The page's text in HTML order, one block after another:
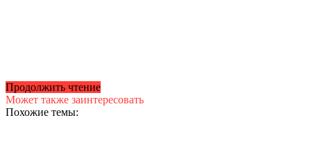
Продолжить чтение
Может также заинтересовать
Похожие темы: